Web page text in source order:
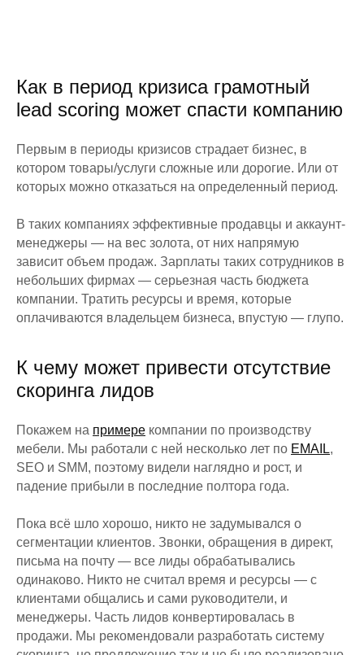
Как в период кризиса грамотный
lead scoring может спасти компанию
Первым в периоды кризисов страдает бизнес, в
котором товары/услуги сложные или дорогие. Или от
которых можно отказаться на определенный период.
В таких компаниях эффективные продавцы и аккаунт-
менеджеры — на вес золота, от них напрямую
зависит объем продаж. Зарплаты таких сотрудников в
небольших фирмах — серьезная часть бюджета
компании. Тратить ресурсы и время, которые
оплачиваются владельцем бизнеса, впустую — глупо.
К чему может привести отсутствие
скоринга лидов
Покажем на примере компании по производству
мебели. Мы работали с ней несколько лет по EMAIL,
SEO и SMM, поэтому видели наглядно и рост, и
падение прибыли в последние полтора года.
Пока всё шло хорошо, никто не задумывался о
сегментации клиентов. Звонки, обращения в директ,
письма на почту — все лиды обрабатывались
одинаково. Никто не считал время и ресурсы — с
клиентами общались и сами руководители, и
менеджеры. Часть лидов конвертировалась в
продажи. Мы рекомендовали разработать систему